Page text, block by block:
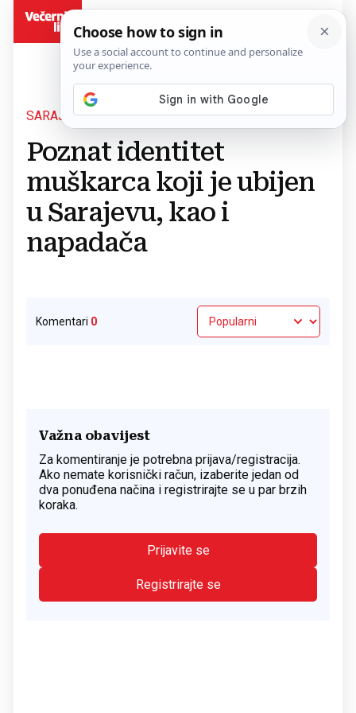
SARAJEVO Povratak na članak
Poznat identitet
muškarca koji je ubijen
u Sarajevu, kao i
napadača
Komentari 0
Važna obavijest
Za komentiranje je potrebna prijava/registracija.
Ako nemate korisnički račun, izaberite jedan od
dva ponuđena načina i registrirajte se u par brzih
koraka.
Prijavite se
Registrirajte se